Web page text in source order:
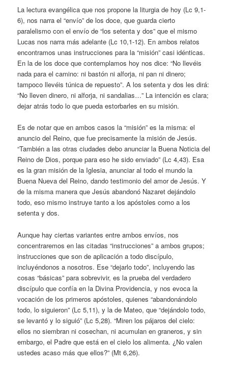
La lectura evangélica que nos propone la liturgia de hoy (Lc 9,1-
6), nos narra el “envío” de los doce, que guarda cierto
paralelismo con el envío de “los setenta y dos” que el mismo
Lucas nos narra más adelante (Lc 10,1-12). En ambos relatos
encontramos unas instrucciones para la “misión” casi idénticas.
En la de los doce que contemplamos hoy nos dice: “No llevéis
nada para el camino: ni bastón ni alforja, ni pan ni dinero;
tampoco llevéis túnica de repuesto”. A los setenta y dos les dirá:
“No lleven dinero, ni alforja, ni sandalias…” La intención es clara;
dejar atrás todo lo que pueda estorbarles en su misión.
Es de notar que en ambos casos la “misión” es la misma: el
anuncio del Reino, que fue precisamente la misión de Jesús.
“También a las otras ciudades debo anunciar la Buena Noticia del
Reino de Dios, porque para eso he sido enviado” (Lc 4,43). Esa
es la gran misión de la Iglesia, anunciar al todo el mundo la
Buena Nueva del Reino, dando testimonio del amor de Jesús. Y
de la misma manera que Jesús abandonó Nazaret dejándolo
todo, eso mismo instruye tanto a los apóstoles como a los
setenta y dos.
Aunque hay ciertas variantes entre ambos envíos, nos
concentraremos en las citadas “instrucciones” a ambos grupos;
instrucciones que son de aplicación a todo discípulo,
incluyéndonos a nosotros. Ese “dejarlo todo”, incluyendo las
cosas “básicas” para sobrevivir, es la prueba del verdadero
discípulo que confía en la Divina Providencia, y nos evoca la
vocación de los primeros apóstoles, quienes “abandonándolo
todo, lo siguieron” (Lc 5,11), y la de Mateo, que “dejándolo todo,
se levantó y lo siguió” (Lc 5,28). “Miren los pájaros del cielo:
ellos no siembran ni cosechan, ni acumulan en graneros, y sin
embargo, el Padre que está en el cielo los alimenta. ¿No valen
ustedes acaso más que ellos?” (Mt 6,26).